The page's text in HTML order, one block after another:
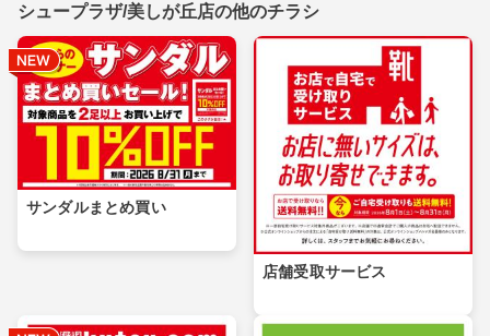
シュープラザ/美しが丘店の他のチラシ
サンダルまとめ買い
店舗受取サービス